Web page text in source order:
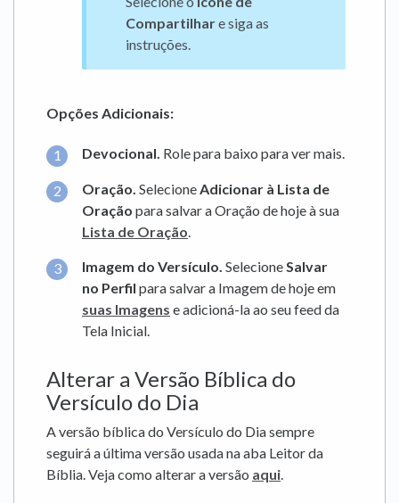
Compartilhare siga as
instruções.
Opções Adicionais:
Devocional. Role para baixo para ver mais.
Oração. Selecione Adicionar à Lista de
Oração para salvar a Oração de hoje à sua
Lista de Oração
Imagem do Versículo. SelecioneSalvar
no Perfil para salvar a Imagem de hoje em
suas Imagens e adicioná-la ao seu feed da
Tela Inicial.
Alterar a Versão Bíblica do
Versículo do Dia
A versão bíblica do Versículo do Dia sempre
seguirá a última versão usada na aba Leitor da
Bíblia. Veja como alterar a versão aqui.